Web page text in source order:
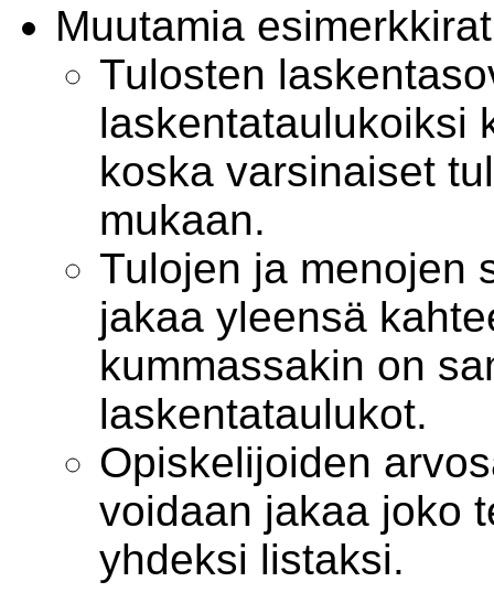
Muutamia
Tulosten
laskentataulukoiksi
koska varsinaiset
mukaan.
Tulojen ja menojen
jakaa yleensä
kummassakin on
laskentataulukot.
Opiskelijoiden
voidaan jakaa joko
yhdeksi listaksi.